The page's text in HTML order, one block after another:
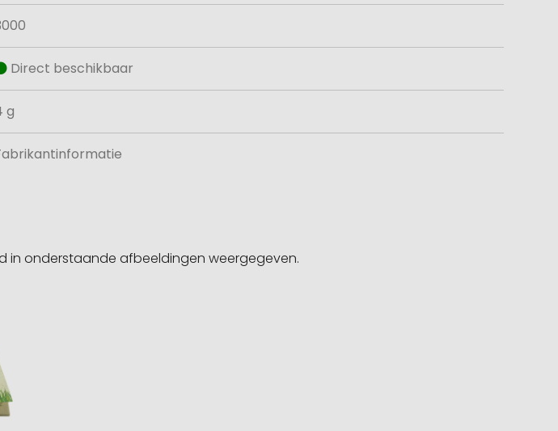
Direct beschikbaar
g
in onderstaande afbeeldingen weergegeven.